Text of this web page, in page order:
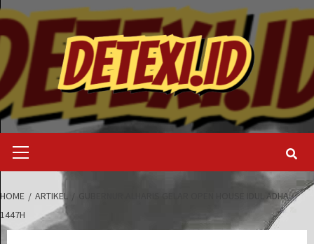
Skip
content
Menu
HOME ARTIKEL
GUBERNUR ALHARIS GELAR OPEN HOUSE IDUL ADHA
1447H